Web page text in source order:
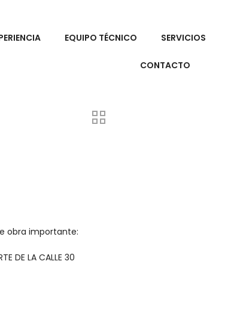
EQUIPO TÉCNICO SERVICIOS
CONTACTO
obra importante:
DE LA CALLE 30